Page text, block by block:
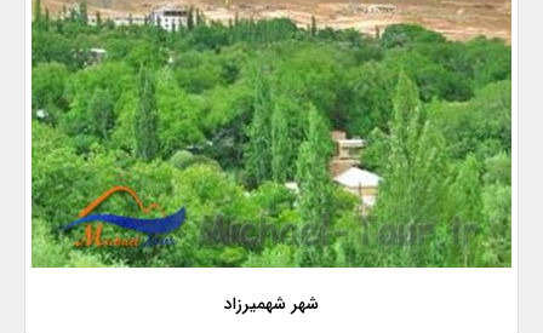
شهر شهمیرزاد